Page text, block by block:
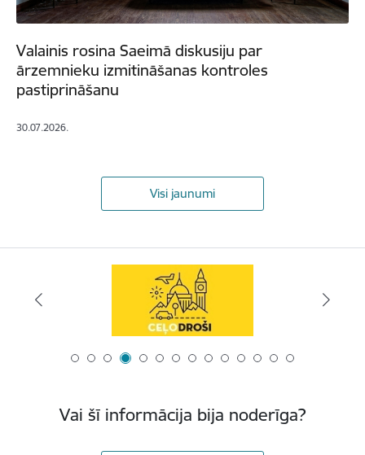
Valainis rosina Saeimā diskusiju par
ārzemnieku izmitināšanas kontroles
pastiprināšanu
30.07.2026.
Visi jaunumi
Vai šī informācija bija noderīga?